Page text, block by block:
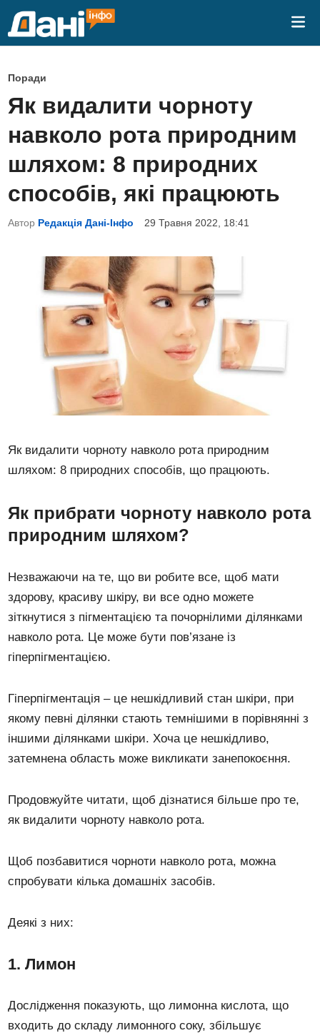
P
o
s
e
d
i
n
Поради
Як видалити чорноту
навколо рота природним
шляхом: 8 природних
способів, які працюють
Автор Редакція Дані-Інфо 29 Травня 2022, 18:41
Як видалити чорноту навколо рота природним
шляхом: 8 природних способів, що працюють.
Як прибрати чорноту навколо рота
природним шляхом?
Незважаючи на те, що ви робите все, щоб мати
здорову, красиву шкіру, ви все одно можете
зіткнутися з пігментацією та почорнілими ділянками
навколо рота. Це може бути пов’язане із
гіперпігментацією.
Гіперпігментація – це нешкідливий стан шкіри, при
якому певні ділянки стають темнішими в порівнянні з
іншими ділянками шкіри. Хоча це нешкідливо,
затемнена область може викликати занепокоєння.
Продовжуйте читати, щоб дізнатися більше про те,
як видалити чорноту навколо рота.
Щоб позбавитися чорноти навколо рота, можна
спробувати кілька домашніх засобів.
Деякі з них:
1. Лимон
Дослідження показують, що лимонна кислота, що
входить до складу лимонного соку, збільшує